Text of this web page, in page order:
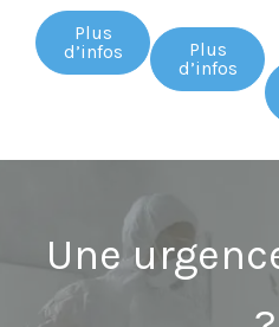
Plus
d’infos
Plus
d’infos
Une